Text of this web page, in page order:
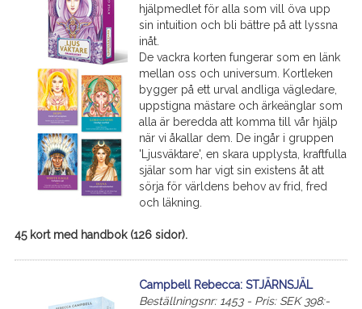
hjälpmedlet för alla som vill öva upp
sin intuition och bli bättre på att lyssna
inåt.
De vackra korten fungerar som en länk
mellan oss och universum. Kortleken
bygger på ett urval andliga vägledare,
uppstigna mästare och ärkeänglar som
alla är beredda att komma till vår hjälp
när vi åkallar dem. De ingår i gruppen
'Ljusväktare', en skara upplysta, kraftfulla
själar som har vigt sin existens åt att
sörja för världens behov av frid, fred
och läkning.
45 kort med handbok (126 sidor).
Campbell Rebecca: STJÄRNSJÄL
Beställningsnr: 1453 - Pris: SEK 398:-